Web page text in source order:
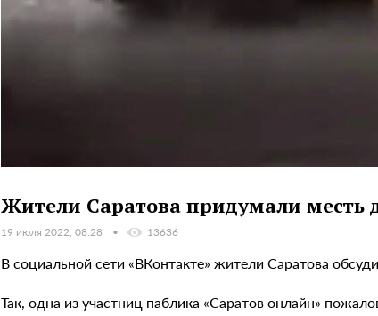
Жители Саратова придумали месть
19 июля 2022, 08:28 13636
В социальной сети «ВКонтакте» жители Саратова
Так, одна из участниц паблика «Саратов онлайн»